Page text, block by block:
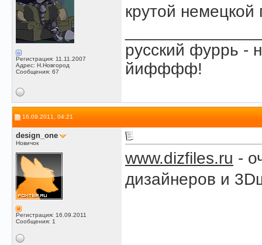
Регистрация: 11.11.2007
Адрес: Н.Новгород
Сообщения: 67
крутой немецкой
русский фуррь -
йифффф!
16.09.2011, 04:21
design_one
Новичок
Регистрация: 16.09.2011
Сообщения: 1
www.dizfiles.ru -
дизайнеров и